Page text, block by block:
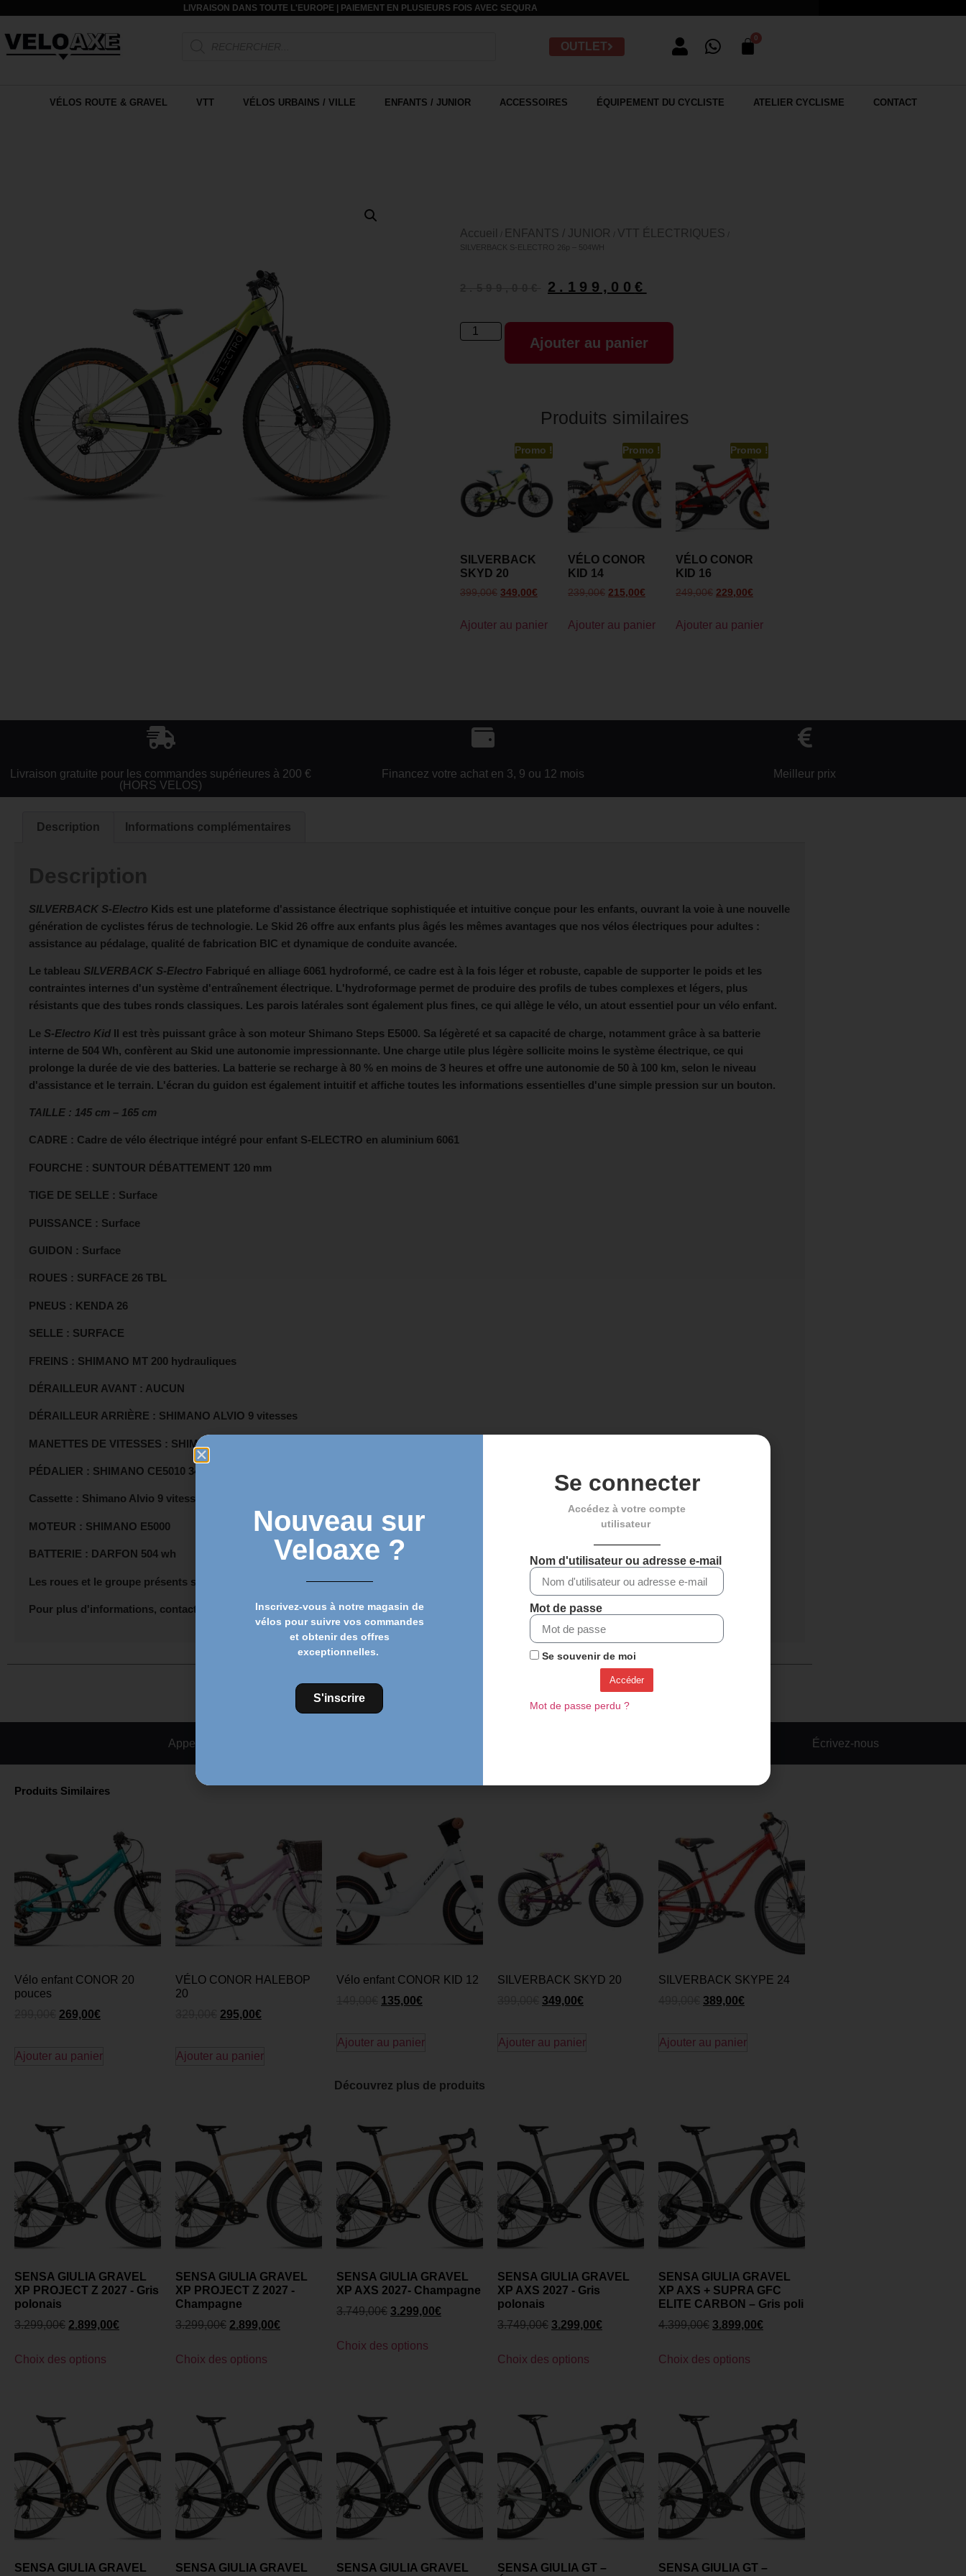
LIVRAISON DANS TOUTE L'EUROPE | PAIEMENT EN PLUSIEURS FOIS AVEC SEQURA
OUTLET
VÉLOS ROUTE & GRAVEL VTT VÉLOS URBAINS / VILLE ENFANTS / JUNIOR ACCESSOIRES ÉQUIPEMENT DU CYCLISTE ATELIER CYCLISME CONTACT
Accueil ENFANTS / JUNIOR VTT ÉLECTRIQUES
SILVERBACK S-ELECTRO 26p – 504WH
2.199,00€
Ajouter au panier
Produits similaires
Promo !
SILVERBACK
SKYD 20
399,00€ 349,00€
Ajouter au panier
Promo !
VÉLO CONOR
KID 14
239,00€ 215,00€
Ajouter au panier
Promo !
VÉLO CONOR
KID 16
249,00€ 229,00€
Ajouter au panier
Livraison gratuite pour les commandes supérieures à 200 €
(HORS VELOS)
Financez votre achat en 3, 9 ou 12 mois Meilleur prix
Description Informations complémentaires
Description
SILVERBACK S-Electro Kids est une plateforme d'assistance électrique sophistiquée et intuitive conçue pour les enfants, ouvrant la voie à une nouvelle
génération de cyclistes férus de technologie. Le Skid 26 offre aux enfants plus âgés les mêmes avantages que nos vélos électriques pour adultes :
assistance au pédalage, qualité de fabrication BIC et dynamique de conduite avancée.
Le tableau SILVERBACK S-Electro Fabriqué en alliage 6061 hydroformé, ce cadre est à la fois léger et robuste, capable de supporter le poids et les
contraintes internes d'un système d'entraînement électrique. L'hydroformage permet de produire des profils de tubes complexes et légers, plus
résistants que des tubes ronds classiques. Les parois latérales sont également plus fines, ce qui allège le vélo, un atout essentiel pour un vélo enfant.
Le S-Electro Kid Il est très puissant grâce à son moteur Shimano Steps E5000. Sa légèreté et sa capacité de charge, notamment grâce à sa batterie
interne de 504 Wh, confèrent au Skid une autonomie impressionnante. Une charge utile plus légère sollicite moins le système électrique, ce qui
prolonge la durée de vie des batteries. La batterie se recharge à 80 % en moins de 3 heures et offre une autonomie de 50 à 100 km, selon le niveau
d'assistance et le terrain. L'écran du guidon est également intuitif et affiche toutes les informations essentielles d'une simple pression sur un bouton.
TAILLE : 145 cm – 165 cm
CADRE : Cadre de vélo électrique intégré pour enfant S-ELECTRO en aluminium 6061
FOURCHE : SUNTOUR DÉBATTEMENT 120 mm
TIGE DE SELLE : Surface
PUISSANCE : Surface
GUIDON : Surface
ROUES : SURFACE 26 TBL
PNEUS : KENDA 26
SELLE : SURFACE
FREINS : SHIMANO MT 200 hydrauliques
DÉRAILLEUR AVANT : AUCUN
DÉRAILLEUR ARRIÈRE : SHIMANO ALVIO 9 vitesses
MANETTES DE VITESSES : SHIMANO ALVIO 9 vitesses
PÉDALIER : SHIMANO CE5010 34 dents
Cassette : Shimano Alvio 9 vitesses
MOTEUR : SHIMANO E5000
BATTERIE : DARFON 504 wh
Les roues et le groupe présents sur la photo ne sont pas contractuels.
Pour plus d'informations, contactez-nous : +33 06 24 22 72 58 ou veloaxe@gmail.com
Appelez-nous Écrivez-nous
Produits Similaires
Vélo enfant CONOR 20
pouces
269,00€
Ajouter au panier
VÉLO CONOR HALEBOP
20
295,00€
Ajouter au panier
Vélo enfant CONOR KID 12
135,00€
Ajouter au panier
SILVERBACK SKYD 20
349,00€
Ajouter au panier
SILVERBACK SKYPE 24
389,00€
Ajouter au panier
Découvrez plus de produits
SENSA GIULIA GRAVEL
XP PROJECT Z 2027 - Gris
polonais
3.299,00€ 2.899,00€
Choix des options
SENSA GIULIA GRAVEL
XP PROJECT Z 2027 -
Champagne
3.299,00€ 2.899,00€
Choix des options
SENSA GIULIA GRAVEL
XP AXS 2027- Champagne
3.749,00€ 3.299,00€
Choix des options
SENSA GIULIA GRAVEL
XP AXS 2027 - Gris
polonais
3.749,00€ 3.299,00€
Choix des options
SENSA GIULIA GRAVEL
XP AXS + SUPRA GFC
ELITE CARBON – Gris poli
4.399,00€ 3.899,00€
Choix des options
SENSA GIULIA GRAVEL
SENSA GIULIA GRAVEL
SENSA GIULIA GRAVEL
SENSA GIULIA GT –
SENSA GIULIA GT –
Nouveau sur
Veloaxe ?
Inscrivez-vous à notre magasin de
vélos pour suivre vos commandes
et obtenir des offres
exceptionnelles.
S'inscrire
Se connecter
Accédez à votre compte
utilisateur
Nom d'utilisateur ou adresse e-mail
Mot de passe
Se souvenir de moi
Accéder
Mot de passe perdu ?